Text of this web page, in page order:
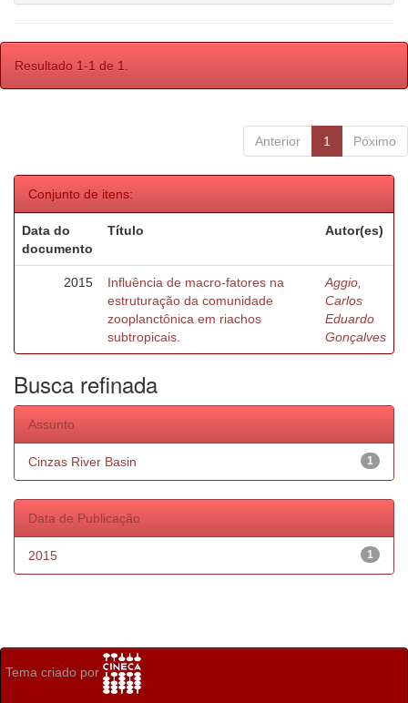
Resultado 1-1 de 1.
Anterior 1 Póximo
Conjunto de itens:
Data do
documento
Título Autor(es)
2015
Influência de macro-fatores na
estruturação da comunidade
zooplanctônica em riachos
subtropicais.
Aggio,
Carlos
Eduardo
Gonçalves
Busca refinada
Assunto
1
Cinzas River Basin
Data de Publicação
1
2015
Tema criado por